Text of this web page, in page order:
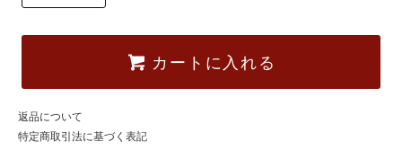
カートに入れる
返品について
特定商取引法に基づく表記